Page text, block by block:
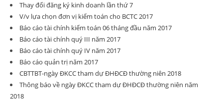
Thay đổi đăng ký kinh doanh lần thứ 7
V/v lựa chọn đơn vị kiểm toán cho BCTC 2017
Báo cáo tài chính kiểm toán 06 tháng đầu năm 2017
Báo cáo tài chính quý III năm 2017
Báo cáo tài chính quý IV năm 2017
Báo cáo quản trị năm 2017
CBTTBT-ngày ĐKCC tham dự ĐHĐCĐ thường niên 2018
Thông báo về ngày ĐKCC tham dự ĐHĐCĐ thường niên năm
2018